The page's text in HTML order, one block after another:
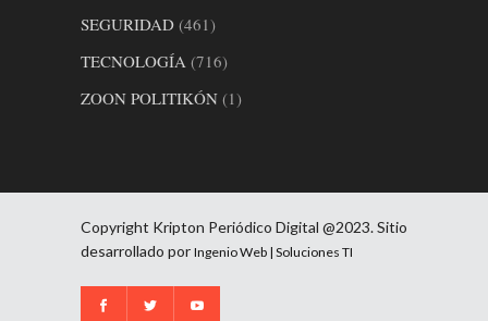
SEGURIDAD (461)
TECNOLOGÍA (716)
ZOON POLITIKÓN (1)
Copyright Kripton Periódico Digital @2023. Sitio
desarrollado por Ingenio Web | Soluciones TI